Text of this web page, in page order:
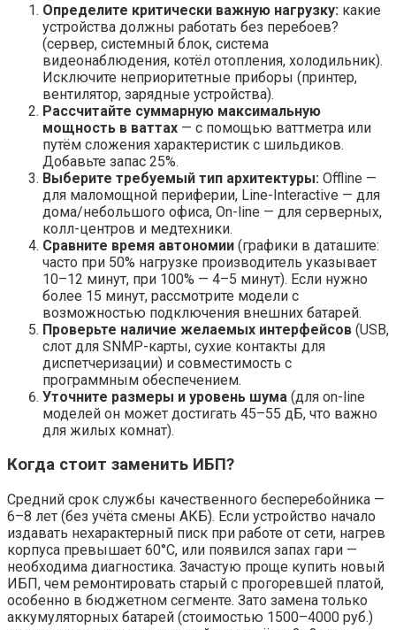
Определите критически важную нагрузку: какие
устройства должны работать без перебоев?
(сервер, системный блок, система
видеонаблюдения, котёл отопления, холодильник).
Исключите неприоритетные приборы (принтер,
вентилятор, зарядные устройства).
Рассчитайте суммарную максимальную
мощность в ваттах — с помощью ваттметра или
путём сложения характеристик с шильдиков.
Добавьте запас 25%.
Выберите требуемый тип архитектуры: Offline —
для маломощной периферии, Line-Interactive — для
дома/небольшого офиса, On-line — для серверных,
колл-центров и медтехники.
Сравните время автономии (графики в даташите:
часто при 50% нагрузке производитель указывает
10–12 минут, при 100% — 4–5 минут). Если нужно
более 15 минут, рассмотрите модели с
возможностью подключения внешних батарей.
Проверьте наличие желаемых интерфейсов (USB,
слот для SNMP-карты, сухие контакты для
диспетчеризации) и совместимость с
программным обеспечением.
Уточните размеры и уровень шума (для on-line
моделей он может достигать 45–55 дБ, что важно
для жилых комнат).
Когда стоит заменить ИБП?
Средний срок службы качественного бесперебойника —
6–8 лет (без учёта смены АКБ). Если устройство начало
издавать нехарактерный писк при работе от сети, нагрев
корпуса превышает 60°C, или появился запах гари —
необходима диагностика. Зачастую проще купить новый
ИБП, чем ремонтировать старый с прогоревшей платой,
особенно в бюджетном сегменте. Зато замена только
аккумуляторных батарей (стоимостью 1500–4000 руб.)